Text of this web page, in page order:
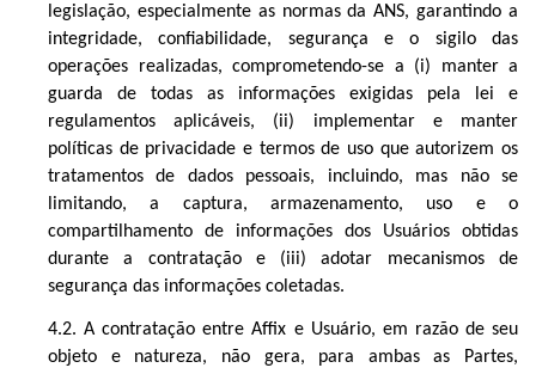
legislação, especialmente as normas da ANS, garantindo a
integridade, confiabilidade, segurança e o sigilo das
operações realizadas, comprometendo-se a (i) manter a
guarda de todas as informações exigidas pela lei e
regulamentos aplicáveis, (ii) implementar e manter
políticas de privacidade e termos de uso que autorizem os
tratamentos de dados pessoais, incluindo, mas não se
limitando, a captura, armazenamento, uso e o
compartilhamento de informações dos Usuários obtidas
durante a contratação e (iii) adotar mecanismos de
segurança das informações coletadas.
4.2. A contratação entre Affix e Usuário, em razão de seu
objeto e natureza, não gera, para ambas as Partes,